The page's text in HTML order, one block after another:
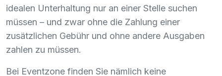
idealen Unterhaltung nur an einer Stelle suchen
müssen – und zwar ohne die Zahlung einer
zusätzlichen Gebühr und ohne andere Ausgaben
zahlen zu müssen.
Bei Eventzone finden Sie nämlich keine